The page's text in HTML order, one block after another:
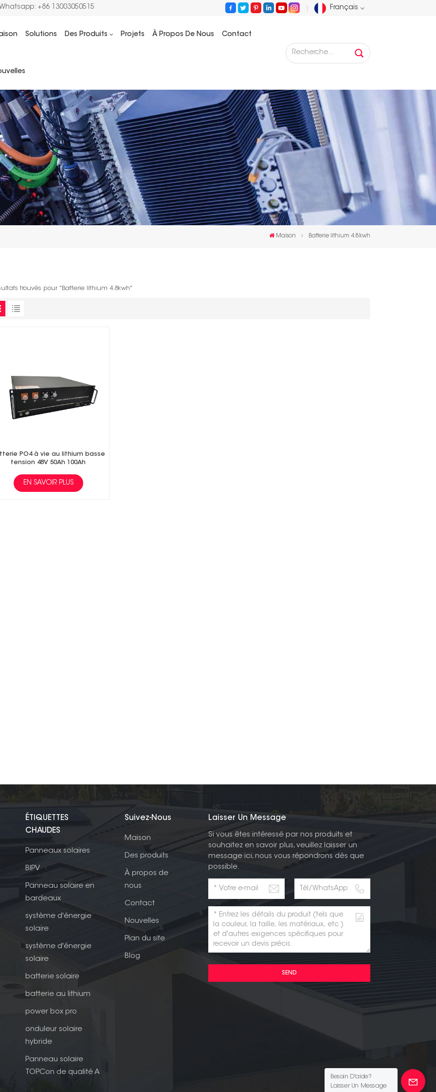
+86 13003050515 Français
English
Deutsch
Русский
Español
Português
日语
한국인
Solutions Des Produits Projets À Propos De Nous Contact
Maison Batterie lithium 4.8kwh
trouvés pour "Batterie lithium 4.8kwh"
PO4 à vie au lithium basse
tension 48V 50Ah 100Ah
EN SAVOIR PLUS
ÉTIQUETTES
CHAUDES
Panneaux solaires
BIPV
Panneau solaire en
bardeaux
système d'énergie
solaire
système d'énergie
solaire
batterie solaire
batterie au lithium
power box pro
onduleur solaire
hybride
Panneau solaire
TOPCon de qualité A
Suivez-Nous
Maison
Des produits
À propos de
nous
Contact
Nouvelles
Plan du site
Blog
Laisser Un Message
Si vous êtes intéressé par nos produits et
souhaitez en savoir plus, veuillez laisser un
message ici, nous vous répondrons dès que
possible.
SEND
Besoin D'aide?
Laisser Un Message